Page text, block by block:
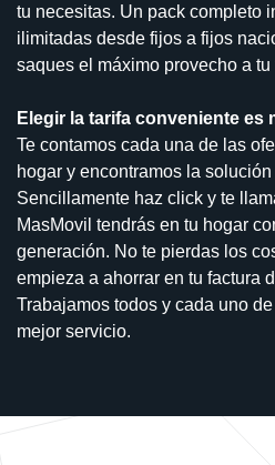
tu necesitas. Un pack completo
ilimitadas desde fijos a fijos
saques el máximo provecho a tu
Elegir la tarifa conveniente es
Te contamos cada una de las
hogar y encontramos la
Sencillamente haz click y te
MasMovil tendrás en tu hogar
generación. No te pierdas los
empieza a ahorrar en tu factura
Trabajamos todos y cada uno
mejor servicio.